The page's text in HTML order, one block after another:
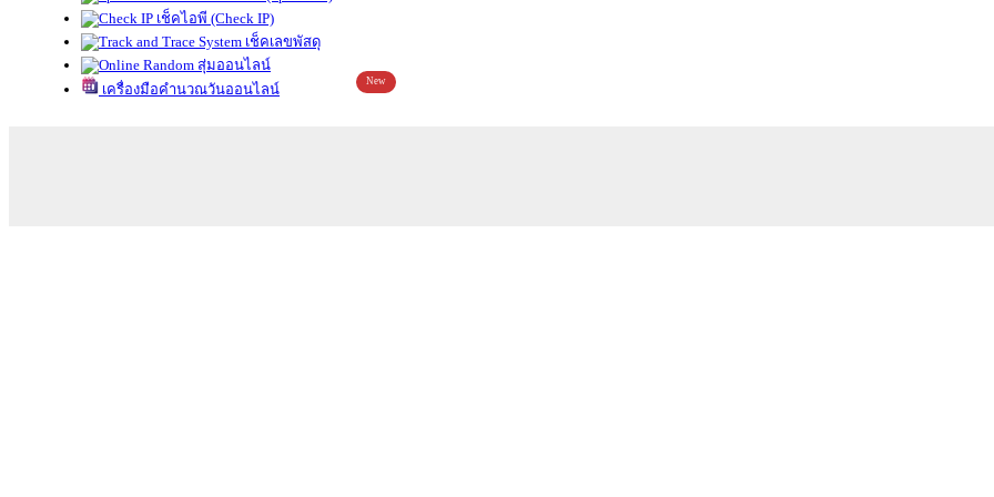
เช็คไอพี (Check IP)
เช็คเลขพัสดุ
สุ่มออนไลน์
เครื่องมือคำนวณวันออนไลน์
New